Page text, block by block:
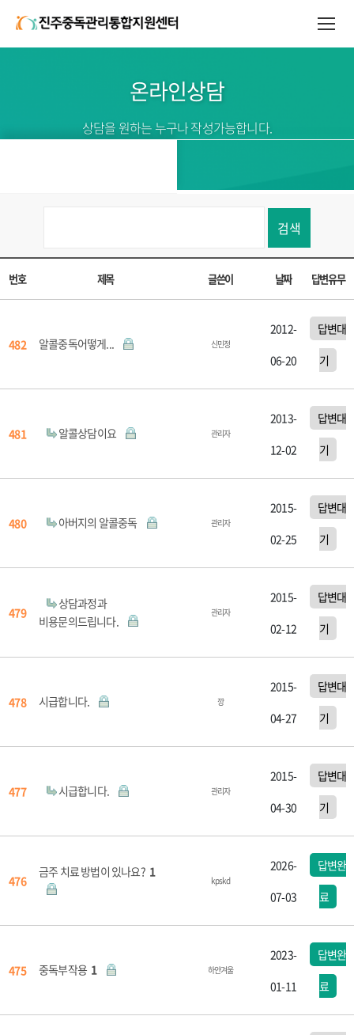
온라인상담
상담을 원하는 누구나 작성가능합니다.
검색
번호 제목 글쓴이 날짜 답변유무
482 알콜중독어떻게... 신민정
2012-
06-20
답변대
기
481 알콜상담이요 관리자
2013-
12-02
답변대
기
480 아버지의 알콜중독 관리자
2015-
02-25
답변대
기
479
상담과정과
비용문의드립니다.
관리자
2015-
02-12
답변대
기
478 시급합니다. 깡
2015-
04-27
답변대
기
477 시급합니다. 관리자
2015-
04-30
답변대
기
476
금주 치료 방법이 있나요? 1
kpskd
2026-
07-03
답변완
료
475 중독부작용 1 하얀겨울
2023-
01-11
답변완
료